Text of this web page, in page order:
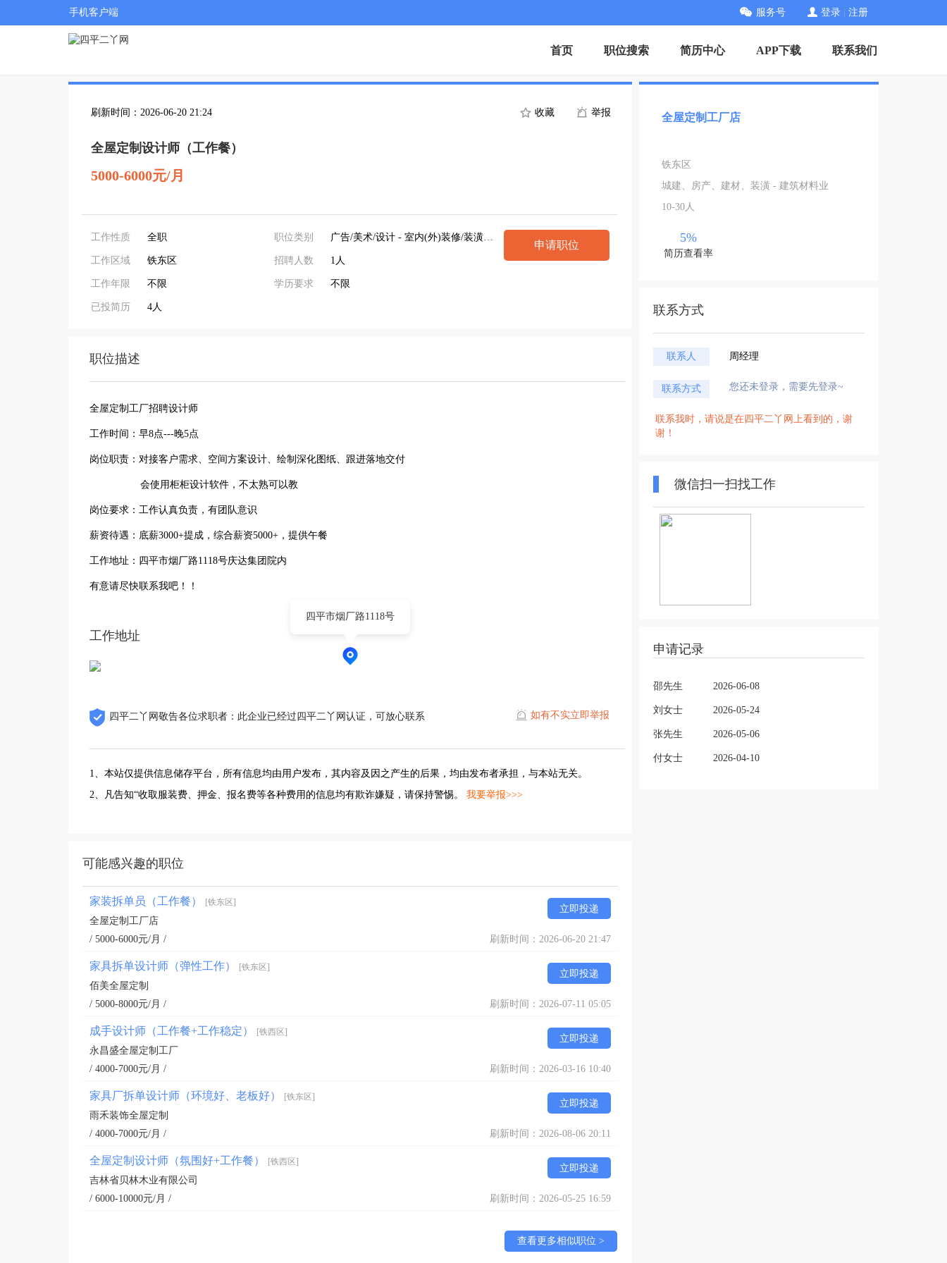
手机客户端 服务号 登录 注册
首页 职位搜索 简历中心 APP下载 联系我们
刷新时间：2026-06-20 21:24 收藏 举报
全屋定制设计师（工作餐）
5000-6000元/月
工作性质 全职
工作区域 铁东区
工作年限 不限
已投简历 4人
职位类别 广告/美术/设计 - 室内(外)装修/装潢设计
招聘人数 1人
学历要求 不限
申请职位
职位描述
全屋定制工厂招聘设计师
工作时间：早8点---晚5点
岗位职责：对接客户需求、空间方案设计、绘制深化图纸、跟进落地交付
会使用柜柜设计软件，不太熟可以教
岗位要求：工作认真负责，有团队意识
薪资待遇：底薪3000+提成，综合薪资5000+，提供午餐
工作地址：四平市烟厂路1118号庆达集团院内
有意请尽快联系我吧！！
工作地址
四平市烟厂路1118号
四平二丫网敬告各位求职者：此企业已经过四平二丫网认证，可放心联系 如有不实立即举报
1、本站仅提供信息储存平台，所有信息均由用户发布，其内容及因之产生的后果，均由发布者承担，与本站无关。
2、凡告知“收取服装费、押金、报名费等各种费用的信息均有欺诈嫌疑，请保持警惕。 我要举报>>>
可能感兴趣的职位
家装拆单员（工作餐） [铁东区]
立即投递
全屋定制工厂店
/ 5000-6000元/月 /
刷新时间：2026-06-20 21:47
家具拆单设计师（弹性工作） [铁东区]
立即投递
佰美全屋定制
/ 5000-8000元/月 /
刷新时间：2026-07-11 05:05
成手设计师（工作餐+工作稳定） [铁西区]
立即投递
永昌盛全屋定制工厂
/ 4000-7000元/月 /
刷新时间：2026-03-16 10:40
家具厂拆单设计师（环境好、老板好） [铁东区]
立即投递
雨禾装饰全屋定制
/ 4000-7000元/月 /
刷新时间：2026-08-06 20:11
全屋定制设计师（氛围好+工作餐） [铁西区]
立即投递
吉林省贝林木业有限公司
/ 6000-10000元/月 /
刷新时间：2026-05-25 16:59
查看更多相似职位 >
全屋定制工厂店
铁东区
城建、房产、建材、装潢 - 建筑材料业
10-30人
5%
简历查看率
联系方式
联系人 周经理
联系方式 您还未登录，需要先登录~
联系我时，请说是在四平二丫网上看到的，谢
谢！
微信扫一扫找工作
申请记录
邵先生 2026-06-08
刘女士 2026-05-24
张先生 2026-05-06
付女士 2026-04-10